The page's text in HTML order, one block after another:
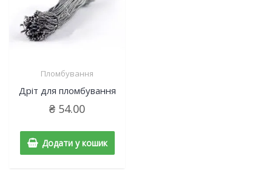
Пломбування
Дріт для пломбування
₴ 54.00
Додати у кошик